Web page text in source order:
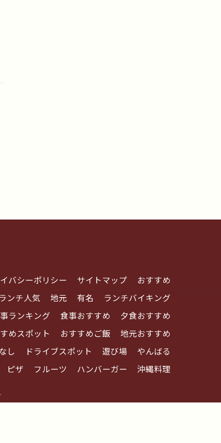
バシーポリシー サイトマップ
おすすめ
ンチ人気
地元 有名
ランチバイキング
ランキング
食事おすすめ
夕食おすすめ
めスポット
おすすめご飯
地元おすすめ
し
ドライブスポット 遊び場
やんばる
ピザ
フルーツ ハンバーガー 沖縄料理